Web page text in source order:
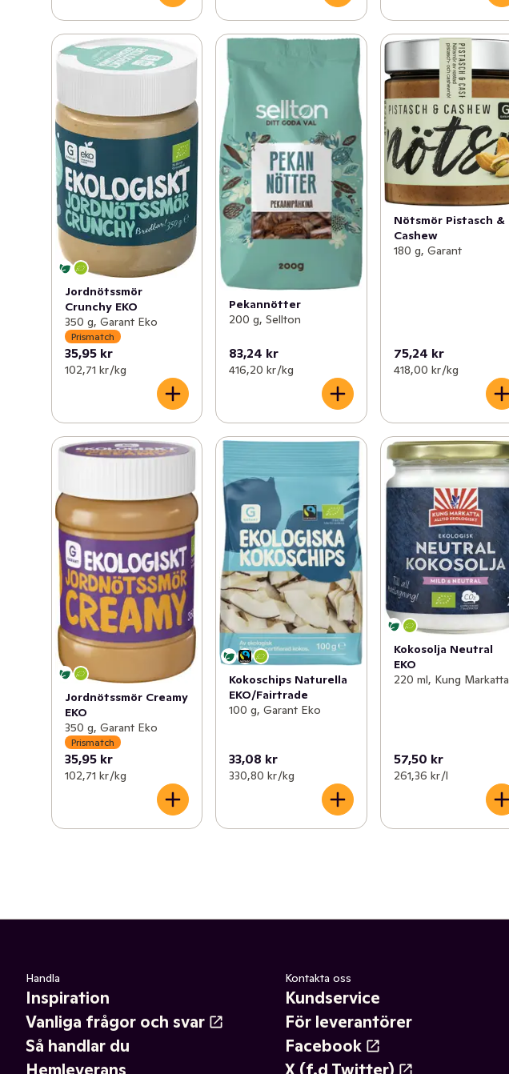
Jordnötssmör
Crunchy EKO
350 g, Garant Eko
Prismatch
35,95 kr
102,71 kr /kg
Pekannötter
200 g, Sellton
83,24 kr
416,20 kr /kg
Nötsmör Pistasch &
Cashew
180 g, Garant
75,24 kr
418,00 kr /kg
Jordnötssmör Creamy
EKO
350 g, Garant Eko
Prismatch
35,95 kr
102,71 kr /kg
Kokoschips Naturella
EKO/Fairtrade
100 g, Garant Eko
33,08 kr
330,80 kr /kg
Kokosolja Neutral
EKO
220 ml, Kung Markatta
57,50 kr
261,36 kr /l
Handla
Inspiration
Vanliga frågor och svar
Så handlar du
Kontakta oss
Kundservice
För leverantörer
Facebook